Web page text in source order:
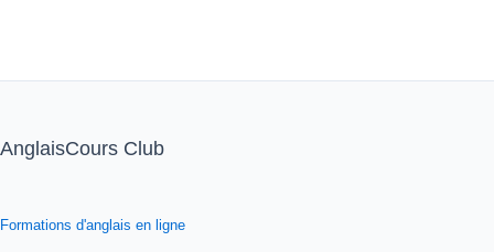
AnglaisCours Club
Formations d'anglais en ligne